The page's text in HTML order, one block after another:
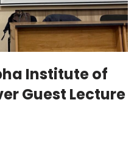
Institute of
Guest Lecture